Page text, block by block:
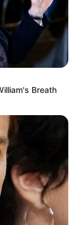
Breath